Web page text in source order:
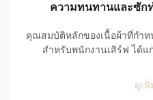
ความทนทานและซัก
คุณสมบัติหลักของเนื้อผ้าที่กำ
สำหรับพนักงานเสิร์ฟ ได้แ
Resistance) และการใช้ง
ร้านอาหาร ผ้ากันเปื้อนของพ
ดูเพิ่